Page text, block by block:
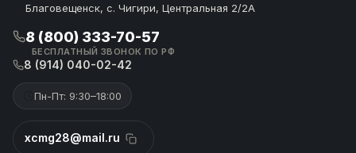
Благовещенск, с. Чигири, Центральная 2/2А
8 (800) 333-70-57
БЕСПЛАТНЫЙ ЗВОНОК ПО РФ
8 (914) 040-02-42
Пн-Пт: 9:30–18:00
xcmg28@mail.ru